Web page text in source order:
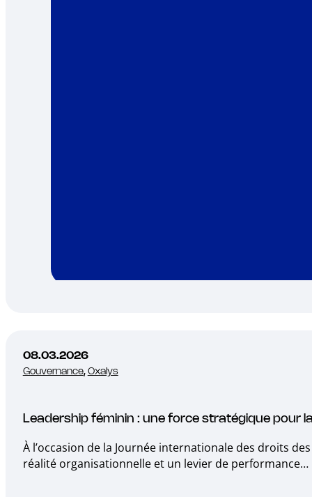
08.03.2026
Gouvernance, Oxalys
Leadership féminin : une force stratégique pour
À l’occasion de la Journée internationale des droits
réalité organisationnelle et un levier de performance…